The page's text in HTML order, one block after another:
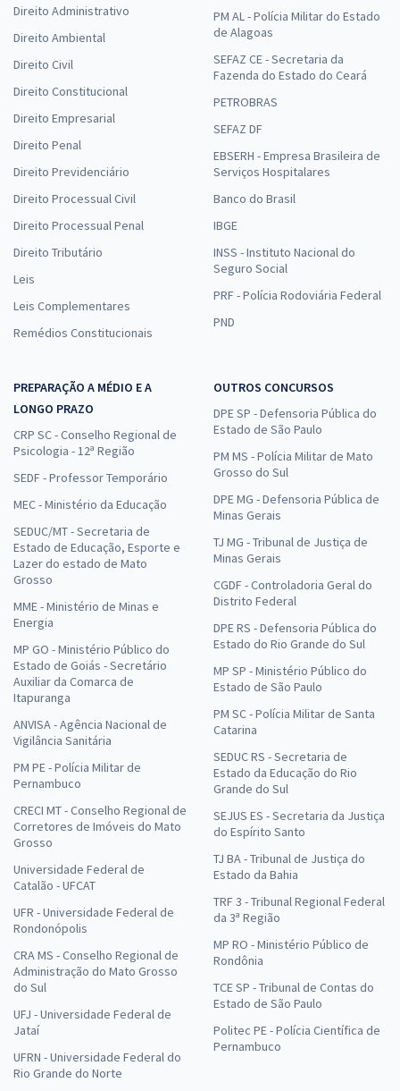
Direito Administrativo
Direito Ambiental
Direito Civil
Direito Constitucional
Direito Empresarial
Direito Penal
Direito Previdenciário
Direito Processual Civil
Direito Processual Penal
Direito Tributário
Leis
Leis Complementares
Remédios Constitucionais
PM AL - Polícia Militar do Estado
de Alagoas
SEFAZ CE - Secretaria da
Fazenda do Estado do Ceará
PETROBRAS
SEFAZ DF
EBSERH - Empresa Brasileira de
Serviços Hospitalares
Banco do Brasil
IBGE
INSS - Instituto Nacional do
Seguro Social
PRF - Polícia Rodoviária Federal
PND
PREPARAÇÃO A MÉDIO E A
LONGO PRAZO
CRP SC - Conselho Regional de
Psicologia - 12ª Região
SEDF - Professor Temporário
MEC - Ministério da Educação
SEDUC/MT - Secretaria de
Estado de Educação, Esporte e
Lazer do estado de Mato
Grosso
MME - Ministério de Minas e
Energia
MP GO - Ministério Público do
Estado de Goiás - Secretário
Auxiliar da Comarca de
Itapuranga
ANVISA - Agência Nacional de
Vigilância Sanitária
PM PE - Polícia Militar de
Pernambuco
CRECI MT - Conselho Regional de
Corretores de Imóveis do Mato
Grosso
Universidade Federal de
Catalão - UFCAT
UFR - Universidade Federal de
Rondonópolis
CRA MS - Conselho Regional de
Administração do Mato Grosso
do Sul
UFJ - Universidade Federal de
Jataí
UFRN - Universidade Federal do
Rio Grande do Norte
OUTROS CONCURSOS
DPE SP - Defensoria Pública do
Estado de São Paulo
PM MS - Polícia Militar de Mato
Grosso do Sul
DPE MG - Defensoria Pública de
Minas Gerais
TJ MG - Tribunal de Justiça de
Minas Gerais
CGDF - Controladoria Geral do
Distrito Federal
DPE RS - Defensoria Pública do
Estado do Rio Grande do Sul
MP SP - Ministério Público do
Estado de São Paulo
PM SC - Polícia Militar de Santa
Catarina
SEDUC RS - Secretaria de
Estado da Educação do Rio
Grande do Sul
SEJUS ES - Secretaria da Justiça
do Espírito Santo
TJ BA - Tribunal de Justiça do
Estado da Bahia
TRF 3 - Tribunal Regional Federal
da 3ª Região
MP RO - Ministério Público de
Rondônia
TCE SP - Tribunal de Contas do
Estado de São Paulo
Politec PE - Polícia Científica de
Pernambuco